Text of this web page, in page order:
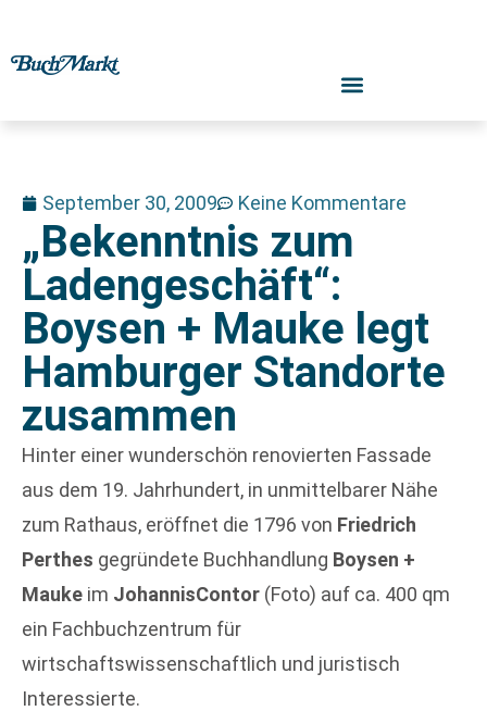
September 30, 2009 Keine Kommentare
„Bekenntnis zum
Ladengeschäft“:
Boysen + Mauke legt
Hamburger Standorte
zusammen
Hinter einer wunderschön renovierten Fassade
aus dem 19. Jahrhundert, in unmittelbarer Nähe
zum Rathaus, eröffnet die 1796 von Friedrich
Perthes gegründete Buchhandlung Boysen +
Mauke im JohannisContor (Foto) auf ca. 400 qm
ein Fachbuchzentrum für
wirtschaftswissenschaftlich und juristisch
Interessierte.